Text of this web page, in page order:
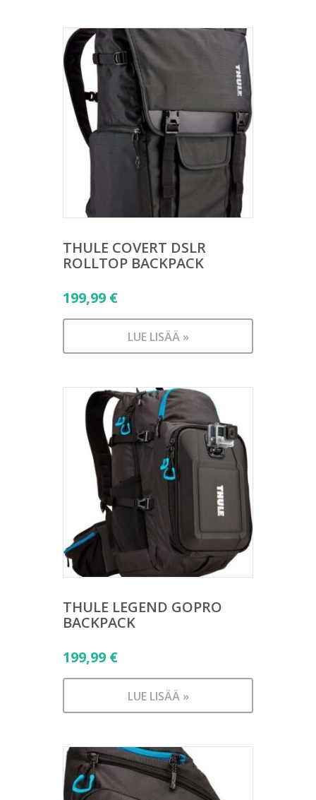
THULE COVERT DSLR
ROLLTOP BACKPACK
199,99 €
LUE LISÄÄ »
THULE LEGEND GOPRO
BACKPACK
199,99 €
LUE LISÄÄ »